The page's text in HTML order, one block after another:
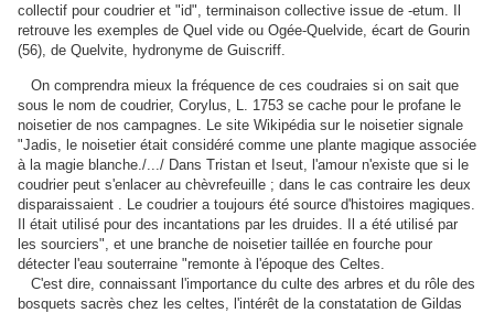
collectif pour coudrier et "id", terminaison collective issue de -etum. Il
retrouve les exemples de Quel vide ou Ogée-Quelvide, écart de Gourin
(56), de Quelvite, hydronyme de Guiscriff.
On comprendra mieux la fréquence de ces coudraies si on sait que
sous le nom de coudrier, Corylus, L. 1753 se cache pour le profane le
noisetier de nos campagnes. Le site Wikipédia sur le noisetier signale
"Jadis, le noisetier était considéré comme une plante magique associée
à la magie blanche./.../ Dans Tristan et Iseut, l'amour n'existe que si le
coudrier peut s'enlacer au chèvrefeuille ; dans le cas contraire les deux
disparaissaient . Le coudrier a toujours été source d'histoires magiques.
Il était utilisé pour des incantations par les druides. Il a été utilisé par
les sourciers", et une branche de noisetier taillée en fourche pour
détecter l'eau souterraine "remonte à l'époque des Celtes.
C'est dire, connaissant l'importance du culte des arbres et du rôle des
bosquets sacrès chez les celtes, l'intérêt de la constatation de Gildas